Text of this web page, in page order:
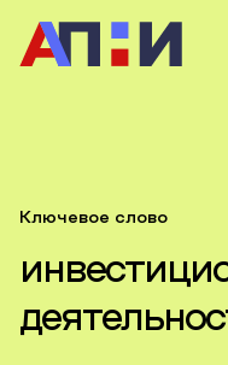
Ключевое слово